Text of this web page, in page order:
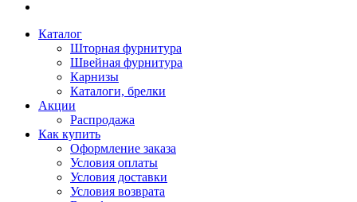
Каталог
Шторная фурнитура
Швейная фурнитура
Карнизы
Каталоги, брелки
Акции
Распродажа
Как купить
Оформление заказа
Условия оплаты
Условия доставки
Условия возврата